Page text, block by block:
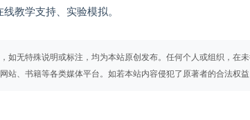
线教学支持、实验模拟。
如无特殊说明或标注，均为本站原创发布。任何个人或组织，在
站、书籍等各类媒体平台。如若本站内容侵犯了原著者的合法权益